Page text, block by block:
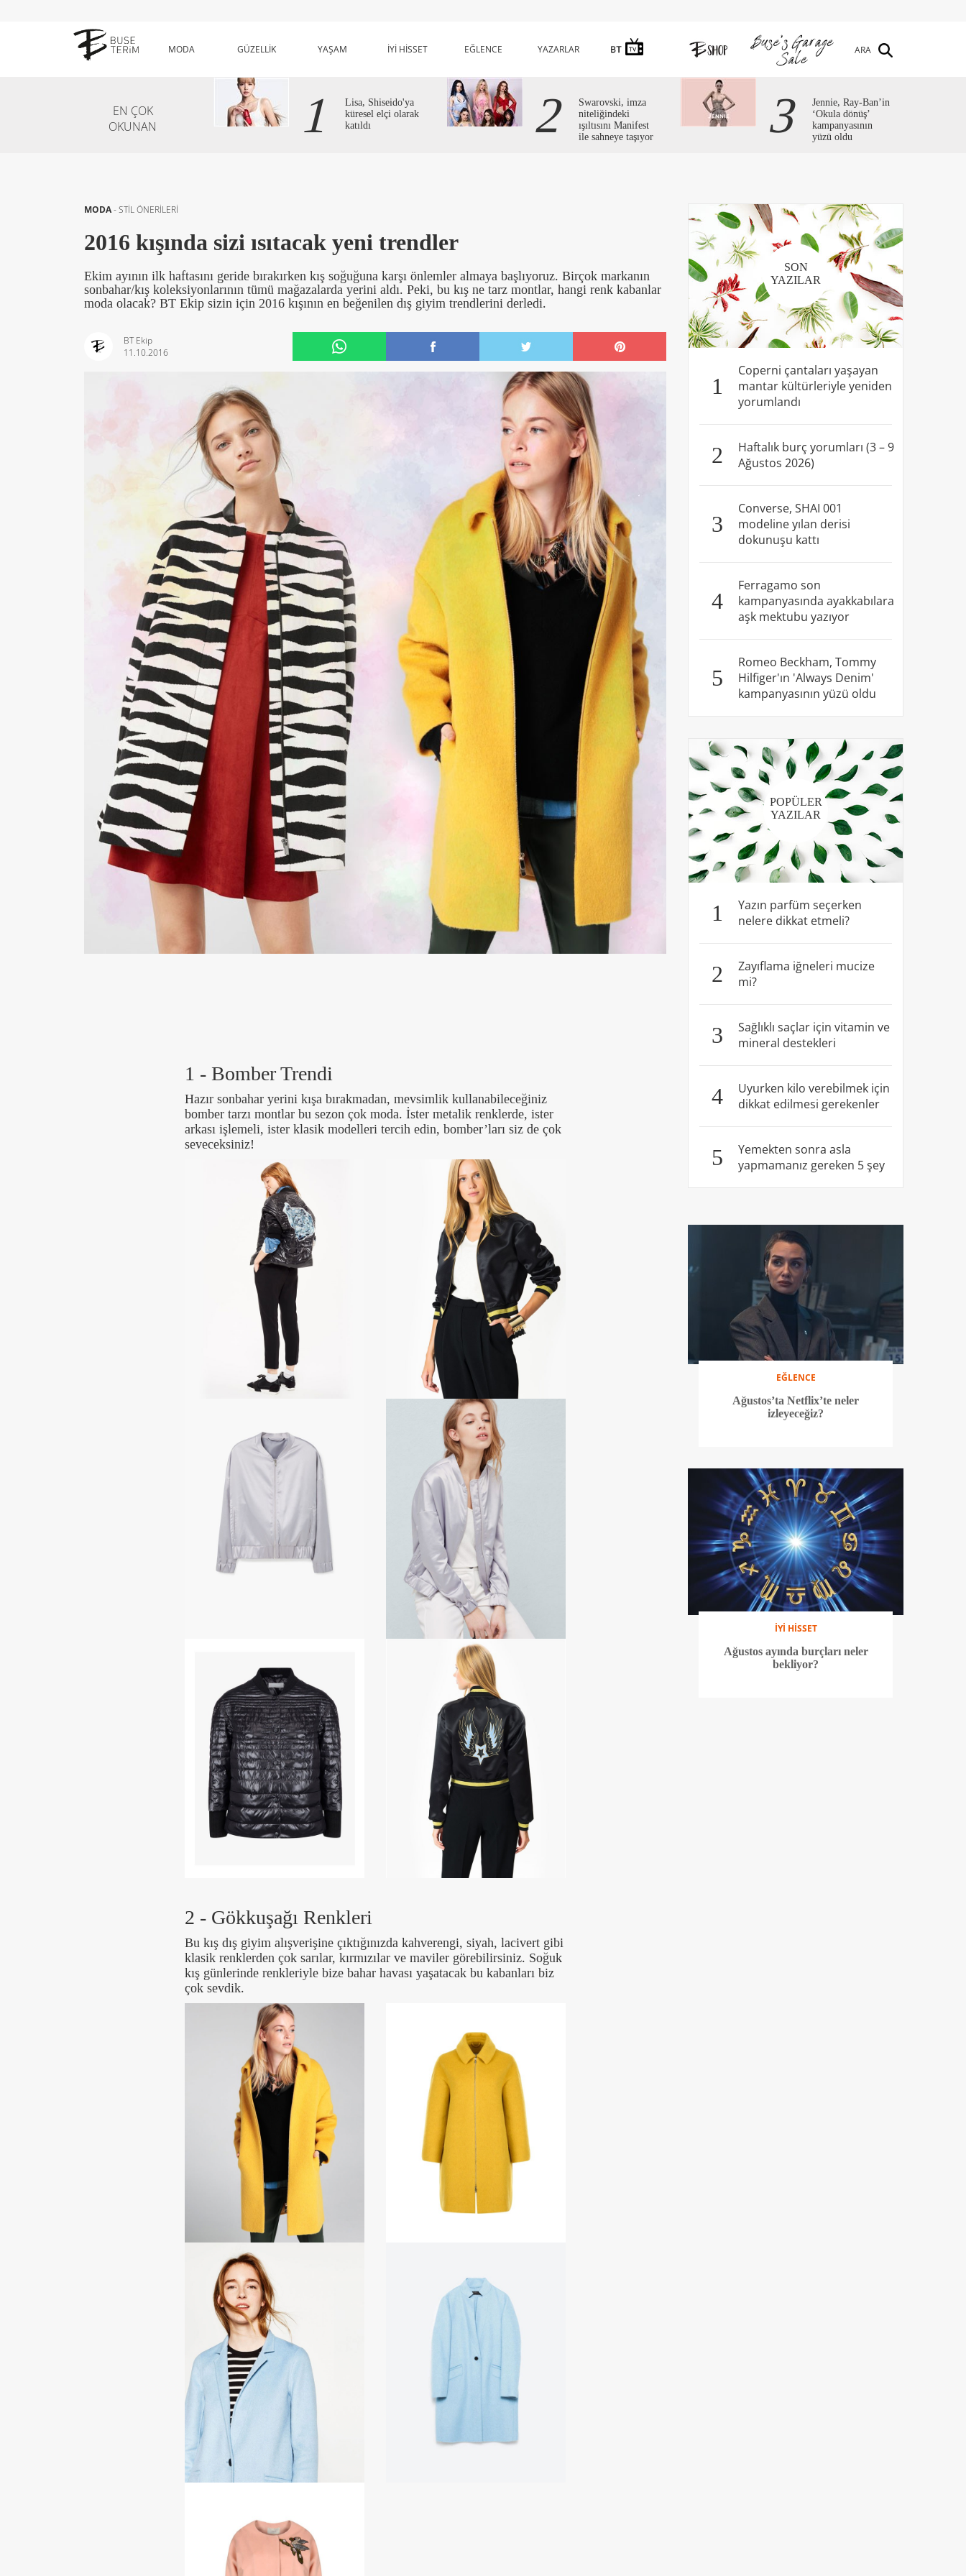
MODA GÜZELLİK YAŞAM İYİ HİSSET EĞLENCE YAZARLAR ARA
EN ÇOK
OKUNAN
1
Lisa, Shiseido'ya
küresel elçi olarak
katıldı
2
Swarovski, imza
niteliğindeki
ışıltısını Manifest
ile sahneye taşıyor
3
Jennie, Ray-Ban’in
‘Okula dönüş’
kampanyasının
yüzü oldu
MODA-STİL ÖNERİLERİ
2016 kışında sizi ısıtacak yeni trendler
Ekim ayının ilk haftasını geride bırakırken kış soğuğuna karşı önlemler almaya başlıyoruz. Birçok markanın
sonbahar/kış koleksiyonlarının tümü mağazalarda yerini aldı. Peki, bu kış ne tarz montlar, hangi renk kabanlar
moda olacak? BT Ekip sizin için 2016 kışının en beğenilen dış giyim trendlerini derledi.
BT Ekip
11.10.2016
1 - Bomber Trendi
Hazır sonbahar yerini kışa bırakmadan, mevsimlik kullanabileceğiniz
bomber tarzı montlar bu sezon çok moda. İster metalik renklerde, ister
arkası işlemeli, ister klasik modelleri tercih edin, bomber’ları siz de çok
seveceksiniz!
2 - Gökkuşağı Renkleri
Bu kış dış giyim alışverişine çıktığınızda kahverengi, siyah, lacivert gibi
klasik renklerden çok sarılar, kırmızılar ve maviler görebilirsiniz. Soğuk
kış günlerinde renkleriyle bize bahar havası yaşatacak bu kabanları biz
çok sevdik.
SON
YAZILAR
1
Coperni çantaları yaşayan
mantar kültürleriyle yeniden
yorumlandı
2
Haftalık burç yorumları (3 – 9
Ağustos 2026)
3
Converse, SHAI 001
modeline yılan derisi
dokunuşu kattı
4
Ferragamo son
kampanyasında ayakkabılara
aşk mektubu yazıyor
5
Romeo Beckham, Tommy
Hilfiger'ın 'Always Denim'
kampanyasının yüzü oldu
POPÜLER
YAZILAR
1
Yazın parfüm seçerken
nelere dikkat etmeli?
2
Zayıflama iğneleri mucize
mi?
3
Sağlıklı saçlar için vitamin ve
mineral destekleri
4
Uyurken kilo verebilmek için
dikkat edilmesi gerekenler
5
Yemekten sonra asla
yapmamanız gereken 5 şey
EĞLENCE
Ağustos’ta Netflix’te neler
izleyeceğiz?
İYİ HİSSET
Ağustos ayında burçları neler
bekliyor?